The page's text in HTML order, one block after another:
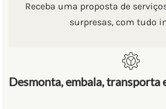
Receba uma proposta de
surpresas, com tudo
Desmonta, embala, transporta